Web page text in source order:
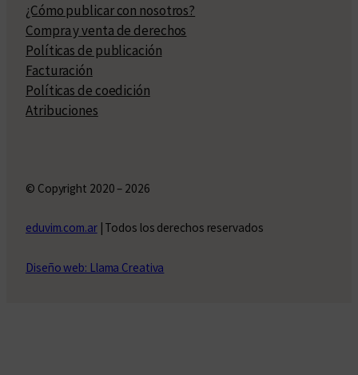
¿Cómo publicar con nosotros?
Compra y venta de derechos
Políticas de publicación
Facturación
Políticas de coedición
Atribuciones
© Copyright 2020 – 2026
eduvim.com.ar| Todos los derechos reservados
Diseño web: Llama Creativa